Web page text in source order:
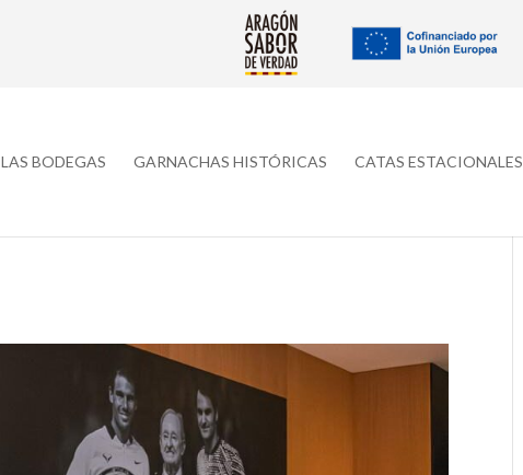
LAS BODEGAS GARNACHAS HISTÓRICAS CATAS ESTACIONALES